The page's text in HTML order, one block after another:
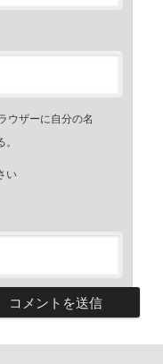
ウザーに自分の名
い